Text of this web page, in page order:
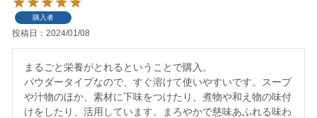
購入者
投稿日 2024/01/08
まるごと栄養がとれるということで購入。
パウダータイプなので、すぐ溶けて使いやすいです。スープ
や汁物のほか、素材に下味をつけたり、煮物や和え物の味付
けをしたり、活用しています。まろやかで慈味あふれる味わ